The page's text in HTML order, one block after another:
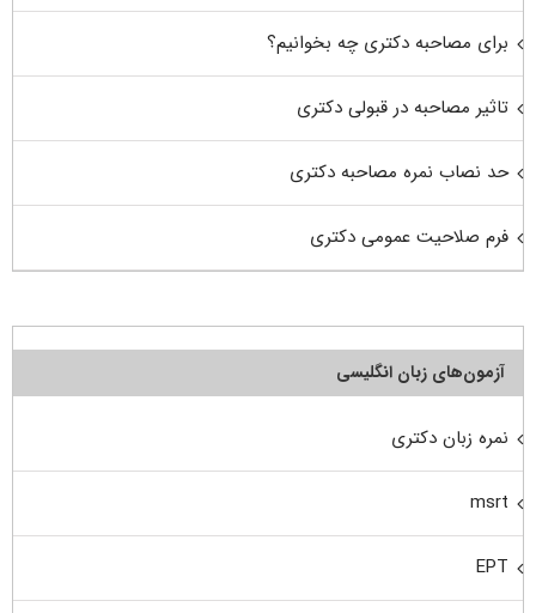
برای مصاحبه دکتری چه بخوانیم؟
تاثیر مصاحبه در قبولی دکتری
حد نصاب نمره مصاحبه دکتری
فرم صلاحیت عمومی دکتری
آزمون‌های زبان انگلیسی
نمره زبان دکتری
msrt
EPT